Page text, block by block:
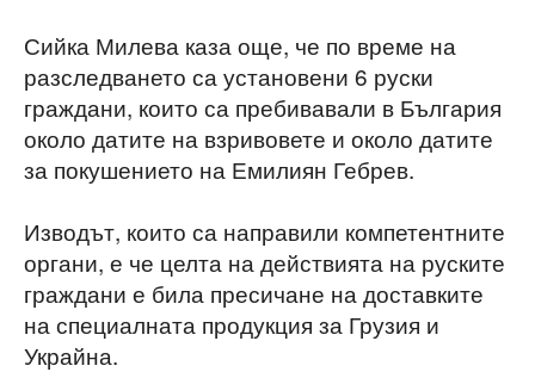
Сийка Милева каза още, че по време на
разследването са установени 6 руски
граждани, които са пребивавали в България
около датите на взривовете и около датите
за покушението на Емилиян Гебрев.
Изводът, които са направили компетентните
органи, е че целта на действията на руските
граждани е била пресичане на доставките
на специалната продукция за Грузия и
Украйна.